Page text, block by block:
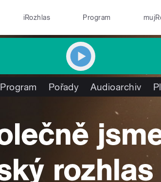
iRozhlas Program
Program Pořady Audioarchiv